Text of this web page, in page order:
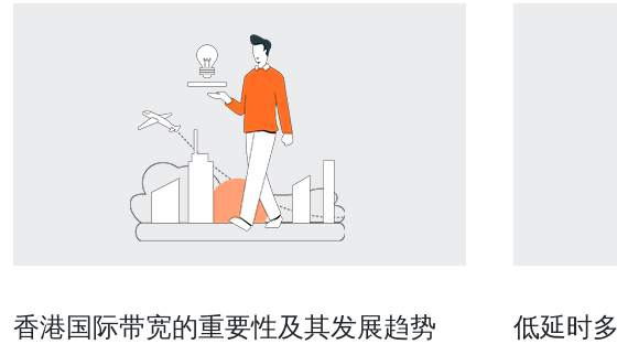
香港国际带宽的重要性及其发展趋势 低延时